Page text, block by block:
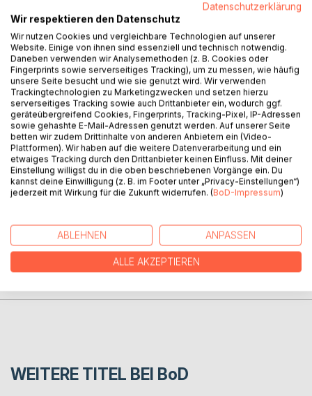
BESCHREIBUNG
Ein Vierundneunzigjähriger, der wurde eifersüchtig
und das bewegte ihn ganz tüchtig.
Die Leidenschaft tat ihn dermassen plagen,
es wurde grusig – nicht zum Sagen.
Sie mit dem Andern: Teuflische Visionen
werden ihn keinen Moment verschonen.
Und vor dem Urteil vom letzten Gericht,
macht er daraus ein Gedicht.
PRESSESTIMMEN
WEITERE TITEL BEI BoD
Datenschutzerklärung
Wir respektieren den Datenschutz
Wir nutzen Cookies und vergleichbare Technologien auf unserer
Website. Einige von ihnen sind essenziell und technisch notwendig.
Daneben verwenden wir Analysemethoden (z. B. Cookies oder
Fingerprints sowie serverseitiges Tracking), um zu messen, wie häufig
unsere Seite besucht und wie sie genutzt wird. Wir verwenden
Trackingtechnologien zu Marketingzwecken und setzen hierzu
serverseitiges Tracking sowie auch Drittanbieter ein, wodurch ggf.
geräteübergreifend Cookies, Fingerprints, Tracking-Pixel, IP-Adressen
sowie gehashte E-Mail-Adressen genutzt werden. Auf unserer Seite
betten wir zudem Drittinhalte von anderen Anbietern ein (Video-
Plattformen). Wir haben auf die weitere Datenverarbeitung und ein
etwaiges Tracking durch den Drittanbieter keinen Einfluss. Mit deiner
Einstellung willigst du in die oben beschriebenen Vorgänge ein. Du
kannst deine Einwilligung (z. B. im Footer unter „Privacy-Einstellungen“)
jederzeit mit Wirkung für die Zukunft widerrufen. (BoD-Impressum)
ABLEHNEN ANPASSEN
ALLE AKZEPTIEREN